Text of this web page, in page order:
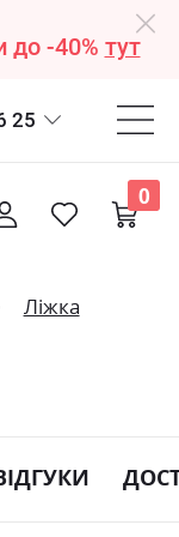
до -40% тут
25
0
Ліжка